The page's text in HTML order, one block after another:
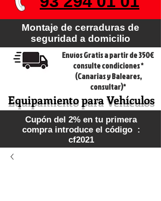
Envíos Gratis a partir de 350€
consulte condiciones *
(Canarias y Baleares,
consultar)*
Montaje de cerraduras de
seguridad a domicilio
Equipamiento para Vehículos
Cupón del 2% en tu primera
compra introduce el código :
cf2021